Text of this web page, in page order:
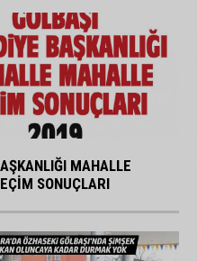
MAHALLE
SONUÇLARI